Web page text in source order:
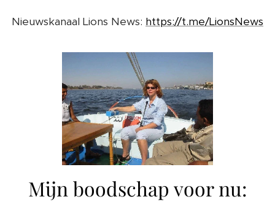
Nieuwskanaal Lions News: https://t.me/LionsNews
Mijn boodschap voor nu: